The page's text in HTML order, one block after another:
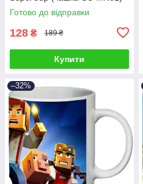
Готово до відправки
128 ₴ 189 ₴
Купити
–32%